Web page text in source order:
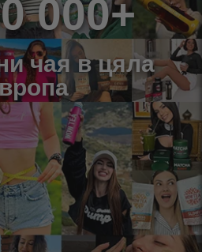
000+
чая в цяла